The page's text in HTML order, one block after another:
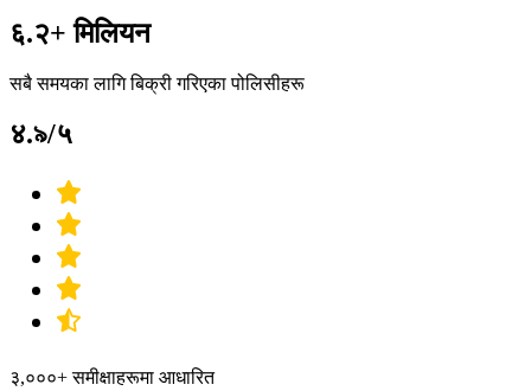
६.२+ मिलियन
सबै समयका लागि बिक्री गरिएका पोलिसीहरू
४.৯/५
३,०००+ समीक्षाहरूमा आधारित